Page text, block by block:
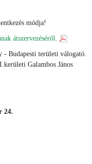
módja!
átszervezéséről.
Budapesti területi válogató.
Galambos János
24.